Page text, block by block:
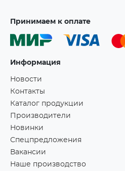
Принимаем к оплате
Информация
Новости
Контакты
Каталог продукции
Производители
Новинки
Спецпредложения
Вакансии
Наше производство